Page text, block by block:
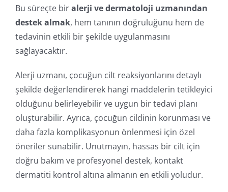
Bu süreçte biralerji ve dermatoloji uzmanından
destek almak, hem tanının doğruluğunu hem de
tedavinin etkili bir şekilde uygulanmasını
sağlayacaktır.
Alerji uzmanı, çocuğun cilt reaksiyonlarını detaylı
şekilde değerlendirerek hangi maddelerin tetikleyici
olduğunu belirleyebilir ve uygun bir tedavi planı
oluşturabilir. Ayrıca, çocuğun cildinin korunması ve
daha fazla komplikasyonun önlenmesi için özel
öneriler sunabilir. Unutmayın, hassas bir cilt için
doğru bakım ve profesyonel destek, kontakt
dermatiti kontrol altına almanın en etkili yoludur.